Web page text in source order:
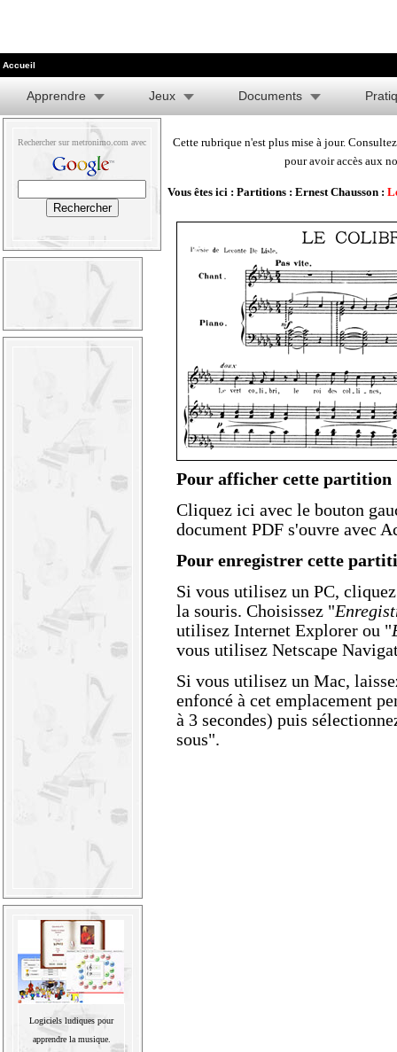
Accueil
Apprendre Jeux Documents
Rechercher sur metronimo.com avec
Logiciels ludiques pour
apprendre la musique.
Cette rubrique n'est plus mise à jour.
pour avoir accès aux
Vous êtes ici : Partitions : Ernest Chausson :
Pour afficher cette partition
Cliquez ici avec le bouton
document PDF s'ouvre avec
Pour enregistrer cette
Si vous utilisez un PC,
la souris. Choisissez "
utilisez Internet Explorer ou "
vous utilisez Netscape
Si vous utilisez un Mac,
enfoncé à cet emplacement
à 3 secondes) puis
sous".